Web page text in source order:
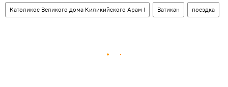
Католикос Великого дома Киликийского Арам I Ватикан поездка